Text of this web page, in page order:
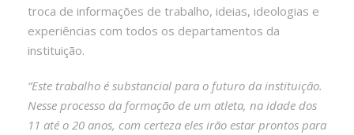
troca de informações de trabalho, ideias, ideologias e
experiências com todos os departamentos da
instituição.
“Este trabalho é substancial para o futuro da instituição.
Nesse processo da formação de um atleta, na idade dos
11 até o 20 anos, com certeza eles irão estar prontos para